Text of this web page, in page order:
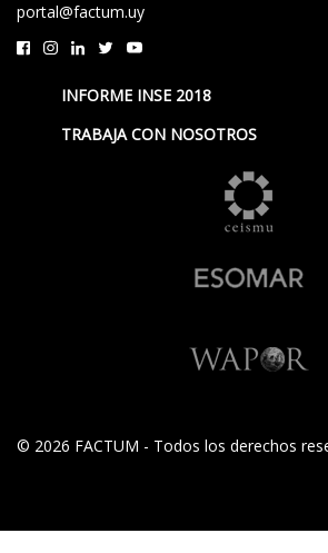
portal@factum.uy
INFORME INSE 2018
TRABAJA CON NOSOTROS
© 2026 FACTUM - Todos los derechos